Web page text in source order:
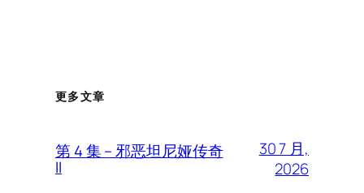
更多文章
第 4 集 – 邪恶坦尼娅传奇
II
30 7 月,
2026